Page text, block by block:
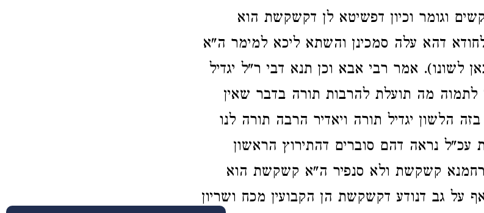
וגומר וכיון דפשיטא לן דקשקשת הוא
דהא עלה סמכינן והשתא ליכא למימר ה"א
לשונו). אמר רבי אבא וכן תנא דבי ר"ל יגדיל
לתמוה מה תועלת להרבות תורה בדבר שאין
הלשון יגדיל תורה ויאדיר הרבה תורה לנו
נראה דהם סוברים דהתירוץ הראשון
קשקשת ולא סנפיר ה"א קשקשת הוא
על גב דנודע דקשקשת הן הקבועין מכח ושריון